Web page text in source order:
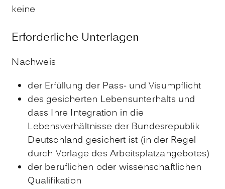
keine
Erforderliche Unterlagen
Nachweis
der Erfüllung der Pass- und Visumpflicht
des gesicherten Lebensunterhalts und
dass Ihre Integration in die
Lebensverhältnisse der Bundesrepublik
Deutschland gesichert ist (in der Regel
durch Vorlage des Arbeitsplatzangebotes)
der beruflichen oder wissenschaftlichen
Qualifikation